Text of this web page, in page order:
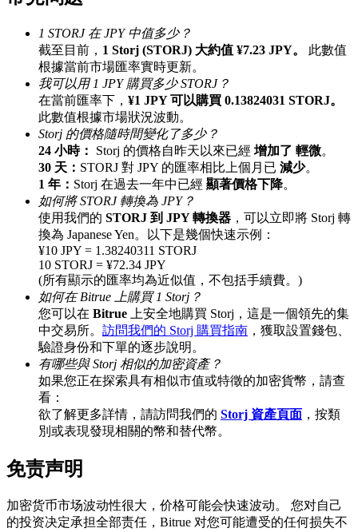
Bitrue渠道合伙人
最高達65%佣金！
邀请好友
邀請朋友獲得現金獎勵
充值CASHCAT & 赢取
瓜分 500000 CASHCAT 獎池
1 STORJ 在 JPY 中值多少？
截至目前， 1 Storj (STORJ) 大約值 ¥7.23 JPY。
此數值
根據當前市場匯率實時更新。
我可以用 1 JPY 購買多少 STORJ？
在當前匯率下， ¥1 JPY 可以購買 0.13824031 STORJ。
此數值根據市場狀況波動。
Storj 的價格隨時間變化了多少？
24 小時：
Storj 的價格自昨天以來已經 增加了 輕微。
30 天： STORJ 對 JPY 的匯率相比上個月已 減少。
1 年： Storj 在過去一年中已經 顯著價格下降。
如何將 STORJ 轉換為 JPY？
使用我們的 STORJ 到 JPY 轉換器 ，可以立即將 Storj 轉
換為 Japanese Yen。以下是幾個快速示例：
¥10 JPY = 1.38240311 STORJ
10 STORJ = ¥72.34 JPY
(所有顯示的匯率均為近似值，不包括手續費。)
如何在 Bitrue 上購買 1 Storj？
您可以在 Bitrue 上安全地購買 Storj，這是一個領先的集
中交易所。 訪問我們的 Storj 購買指南 ，獲取設置錢包、
驗證身份和下單的逐步說明。
有哪些與 Storj 相似的加密資產？
如果您正在探索具有相似市值或特徵的加密貨幣，請查
看：
欲了解更多詳情，請訪問我們的 Storj 資產頁面 ，按類
別或表現發現相關的幣和替代幣。
免责声明
加密货币市场波动性很大，价格可能会快速波动。 您对自己
的投资决定承担全部责任，Bitrue 对您可能遭受的任何损失不